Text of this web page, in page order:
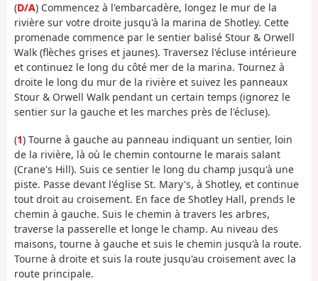
(D/A) Commencez à l'embarcadère, longez le mur de la
rivière sur votre droite jusqu'à la marina de Shotley. Cette
promenade commence par le sentier balisé Stour & Orwell
Walk (flèches grises et jaunes). Traversez l'écluse intérieure
et continuez le long du côté mer de la marina. Tournez à
droite le long du mur de la rivière et suivez les panneaux
Stour & Orwell Walk pendant un certain temps (ignorez le
sentier sur la gauche et les marches près de l'écluse).
(1) Tourne à gauche au panneau indiquant un sentier, loin
de la rivière, là où le chemin contourne le marais salant
(Crane's Hill). Suis ce sentier le long du champ jusqu'à une
piste. Passe devant l'église St. Mary's, à Shotley, et continue
tout droit au croisement. En face de Shotley Hall, prends le
chemin à gauche. Suis le chemin à travers les arbres,
traverse la passerelle et longe le champ. Au niveau des
maisons, tourne à gauche et suis le chemin jusqu'à la route.
Tourne à droite et suis la route jusqu'au croisement avec la
route principale.